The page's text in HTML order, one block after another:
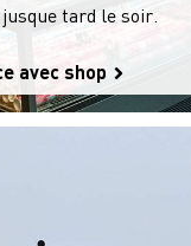
tard le soir.
avec shop